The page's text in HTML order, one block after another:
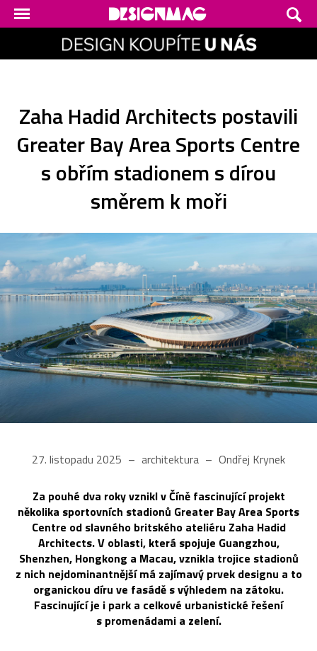
Zaha Hadid Architects postavili
Greater Bay Area Sports Centre
s obřím stadionem s dírou
směrem k moři
27. listopadu 2025 architektura Ondřej Krynek
Za pouhé dva roky vznikl v Číně fascinující projekt
několika sportovních stadionů Greater Bay Area Sports
Centre od slavného britského ateliéru Zaha Hadid
Architects. V oblasti, která spojuje Guangzhou,
Shenzhen, Hongkong a Macau, vznikla trojice stadionů
z nich nejdominantnější má zajímavý prvek designu a to
organickou díru ve fasádě s výhledem na zátoku.
Fascinující je i park a celkové urbanistické řešení
s promenádami a zelení.